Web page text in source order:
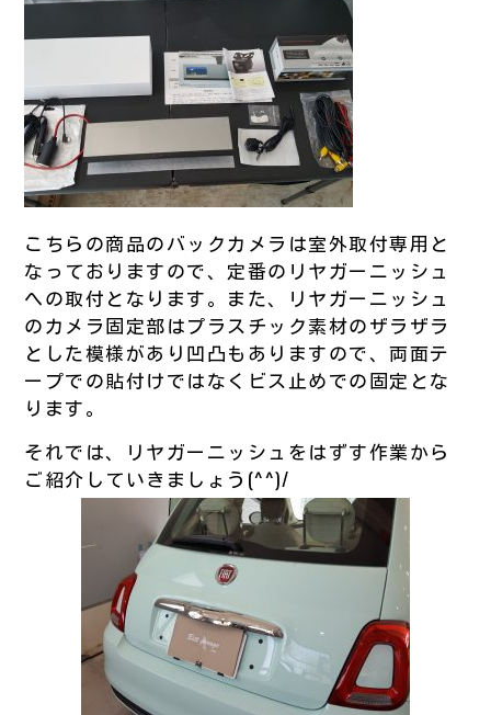
こちらの商品のバックカメラは室外取付専用と
なっておりますので、定番のリヤガーニッシュ
への取付となります。また、リヤガーニッシュ
のカメラ固定部はプラスチック素材のザラザラ
とした模様があり凹凸もありますので、両面テ
ープでの貼付けではなくビス止めでの固定とな
ります。
それでは、リヤガーニッシュをはずす作業から
ご紹介していきましょう(^^)/